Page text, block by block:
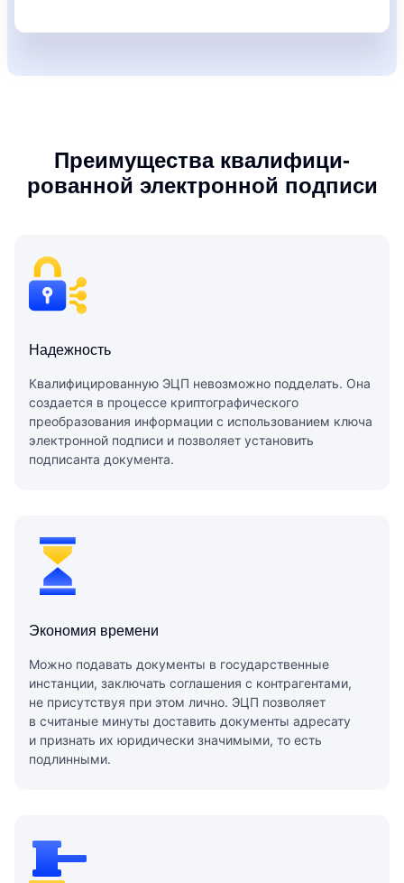
Преимущества квалифици­
рованной электронной подписи
Надежность
Квалифицированную ЭЦП невозможно подделать. Она
создается в процессе криптографического
преобразования информации с использованием ключа
электронной подписи и позволяет установить
подписанта документа.
Экономия времени
Можно подавать документы в государственные
инстанции, заключать соглашения с контрагентами,
не присутствуя при этом лично. ЭЦП позволяет
в считаные минуты доставить документы адресату
и признать их юридически значимыми, то есть
подлинными.